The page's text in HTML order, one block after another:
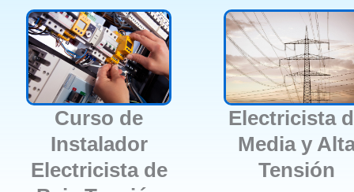
Curso de
Instalador
Electricista de
Electricista
Media y
Tensión